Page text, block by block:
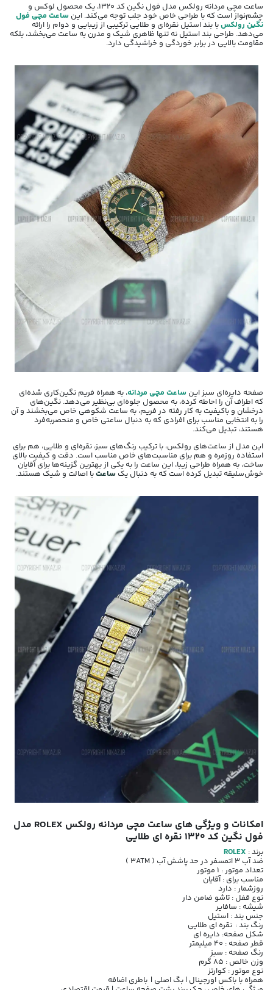
ساعت مچی مردانه رولکس مدل فول نگین کد 1320، یک محصول لوکس و
چشم‌نواز است که با طراحی خاص خود جلب توجه می‌کند. این ساعت مچی فول
نگین رولکسبا بند استیل نقره‌ای و طلایی ترکیبی از زیبایی و دوام را ارائه
می‌دهد. طراحی بند استیل نه تنها ظاهری شیک و مدرن به ساعت می‌بخشد، بلکه
مقاومت بالایی در برابر خوردگی و خراشیدگی دارد.
صفحه دایره‌ای سبز این ساعت مچی مردانه، به همراه فریم نگین‌کاری شده‌ای
که اطراف آن را احاطه کرده، به محصول جلوه‌ای بی‌نظیر می‌دهد. نگین‌های
درخشان و باکیفیت به کار رفته در فریم، به ساعت شکوهی خاص می‌بخشند و آن
را به انتخابی مناسب برای افرادی که به دنبال ساعتی خاص و منحصربه‌فرد
هستند، تبدیل می‌کند.
این مدل از ساعت‌های رولکس، با ترکیب رنگ‌های سبز، نقره‌ای و طلایی، هم برای
استفاده روزمره و هم برای مناسبت‌های خاص مناسب است. دقت و کیفیت بالای
ساخت، به همراه طراحی زیبا، این ساعت را به یکی از بهترین گزینه‌ها برای آقایان
خوش‌سلیقه تبدیل کرده است که به دنبال یک ساعتبا اصالت و شیک هستند.
امکانات و ویژگی های ساعت مچی مردانه رولکس ROLEX مدل
فول نگین کد 1320 نقره ای طلایی
برند : ROLEX
ضد آب 3 اتمسفر در حد پاشش آب ( 3ATM )
تعداد موتور : 1 موتور
مناسب برای : آقایان
روزشمار : دارد
نوع قفل : تاشو ضامن دار
شیشه : سافایر
جنس بند : استیل
رنگ بند : نقره ای طلایی
شکل صفحه: دایره ای
قطر صفحه : 40 میلیمتر
رنگ صفحه : سبز
وزن خالص : 85 گرم
نوع موتور : کوارتز
همراه با باکس اورجینال | بگ اصلی | باطری اضافه